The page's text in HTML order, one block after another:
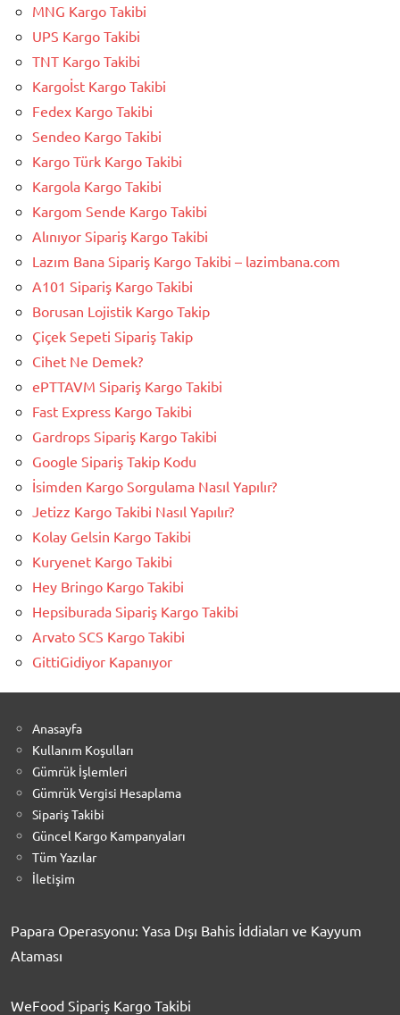
MNG Kargo Takibi
UPS Kargo Takibi
TNT Kargo Takibi
Kargoİst Kargo Takibi
Fedex Kargo Takibi
Sendeo Kargo Takibi
Kargo Türk Kargo Takibi
Kargola Kargo Takibi
Kargom Sende Kargo Takibi
Alınıyor Sipariş Kargo Takibi
Lazım Bana Sipariş Kargo Takibi – lazimbana.com
A101 Sipariş Kargo Takibi
Borusan Lojistik Kargo Takip
Çiçek Sepeti Sipariş Takip
Cihet Ne Demek?
ePTTAVM Sipariş Kargo Takibi
Fast Express Kargo Takibi
Gardrops Sipariş Kargo Takibi
Google Sipariş Takip Kodu
İsimden Kargo Sorgulama Nasıl Yapılır?
Jetizz Kargo Takibi Nasıl Yapılır?
Kolay Gelsin Kargo Takibi
Kuryenet Kargo Takibi
Hey Bringo Kargo Takibi
Hepsiburada Sipariş Kargo Takibi
Arvato SCS Kargo Takibi
GittiGidiyor Kapanıyor
Anasayfa
Kullanım Koşulları
Gümrük İşlemleri
Gümrük Vergisi Hesaplama
Sipariş Takibi
Güncel Kargo Kampanyaları
Tüm Yazılar
İletişim
Papara Operasyonu: Yasa Dışı Bahis İddiaları ve Kayyum
Ataması
WeFood Sipariş Kargo Takibi